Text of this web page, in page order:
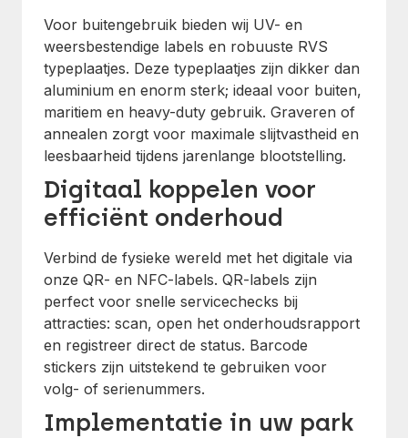
Voor buitengebruik bieden wij UV- en
weersbestendige labels en robuuste RVS
typeplaatjes. Deze typeplaatjes zijn dikker dan
aluminium en enorm sterk; ideaal voor buiten,
maritiem en heavy-duty gebruik. Graveren of
annealen zorgt voor maximale slijtvastheid en
leesbaarheid tijdens jarenlange blootstelling.
Digitaal koppelen voor
efficiënt onderhoud
Verbind de fysieke wereld met het digitale via
onze QR- en NFC-labels. QR-labels zijn
perfect voor snelle servicechecks bij
attracties: scan, open het onderhoudsrapport
en registreer direct de status. Barcode
stickers zijn uitstekend te gebruiken voor
volg- of serienummers.
Implementatie in uw park